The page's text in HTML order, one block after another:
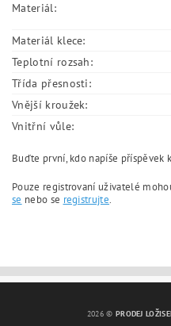
Materiál:
Materiál klece:
Teplotní rozsah:
Třída přesnosti:
Vnější kroužek:
Vnitřní vůle:
Buďte první, kdo napíše příspěvek
Pouze registrovaní uživatelé
se nebo se registrujte.
2026 © PRODEJ